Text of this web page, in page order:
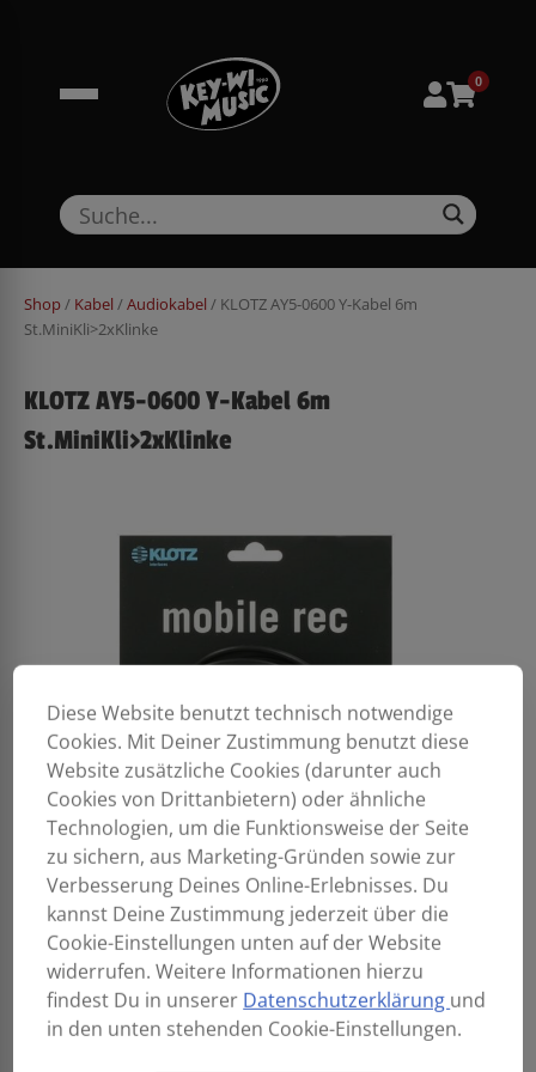
0
Shop/ Kabel /Audiokabel / KLOTZ AY5-0600 Y-Kabel 6m
St.MiniKli>2xKlinke
KLOTZ AY5-0600 Y-Kabel 6m
St.MiniKli>2xKlinke
Diese Website benutzt technisch notwendige
Cookies. Mit Deiner Zustimmung benutzt diese
Website zusätzliche Cookies (darunter auch
Cookies von Drittanbietern) oder ähnliche
Technologien, um die Funktionsweise der Seite
zu sichern, aus Marketing-Gründen sowie zur
Verbesserung Deines Online-Erlebnisses. Du
kannst Deine Zustimmung jederzeit über die
Cookie-Einstellungen unten auf der Website
widerrufen. Weitere Informationen hierzu
findest Du in unserer Datenschutzerklärung und
in den unten stehenden Cookie-Einstellungen.